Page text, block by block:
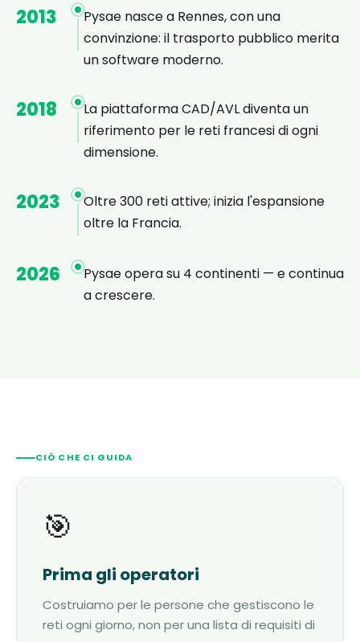
2013
Pysae nasce a Rennes, con una
convinzione: il trasporto pubblico merita
un software moderno.
2018
La piattaforma CAD/AVL diventa un
riferimento per le reti francesi di ogni
dimensione.
2023
Oltre 300 reti attive; inizia l'espansione
oltre la Francia.
2026
Pysae opera su 4 continenti — e continua
a crescere.
CIÒ CHE CI GUIDA
🎯
Prima gli operatori
Costruiamo per le persone che gestiscono le
reti ogni giorno, non per una lista di requisiti di